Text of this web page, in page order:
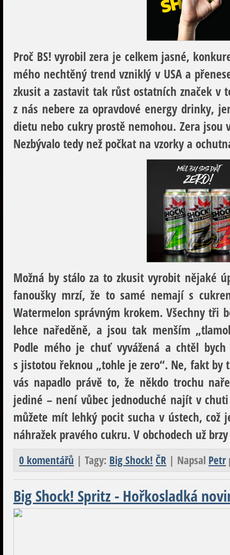
Proč BS! vyrobil zera je celkem jasné,
mého nechtěný trend vzniklý v USA a
zkusit a zastavit tak růst ostatních značek v
z nás nebere za opravdové energy drinky,
dietu nebo cukry prostě nemohou. Zera jsou
Nezbývalo tedy než počkat na vzorky a
Možná by stálo za to zkusit vyrobit nějaké
fanoušky mrzí, že to samé nemají s
Watermelon správným krokem. Všechny tři
lehce naředěně, a jsou tak menším
Podle mého je chuť vyvážená a chtěl
s jistotou řeknou „tohle je zero“. Ne, fakt by
vás napadlo právě to, že někdo trochu
jediné – není vůbec jednoduché najít v
můžete mít lehký pocit sucha v ústech, což
náhražek pravého cukru. V obchodech už
0 komentářů | Tagy: Big Shock! ČR | Napsal Petr
Big Shock! Spritz - Hořkosladká